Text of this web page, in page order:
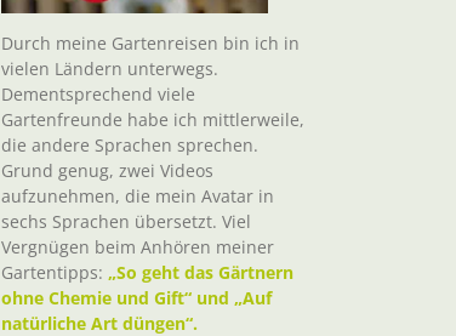
Durch meine Gartenreisen bin ich in
vielen Ländern unterwegs.
Dementsprechend viele
Gartenfreunde habe ich mittlerweile,
die andere Sprachen sprechen.
Grund genug, zwei Videos
aufzunehmen, die mein Avatar in
sechs Sprachen übersetzt. Viel
Vergnügen beim Anhören meiner
Gartentipps: „So geht das Gärtnern
ohne Chemie und Gift“ und „Auf
natürliche Art düngen“.